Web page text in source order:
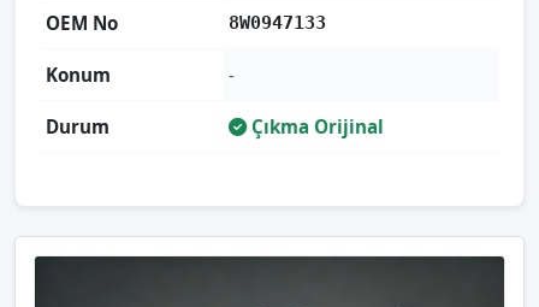
OEM No 8W0947133
Konum -
Durum Çıkma Orijinal